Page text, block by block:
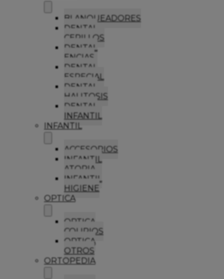
BLANQUEADORES
DENTAL
CEPILLOS
DENTAL
ENCIAS
DENTAL
ESPECIAL
DENTAL
HALITOSIS
DENTAL
INFANTIL
INFANTIL
ACCESORIOS
INFANTIL
ATOPIA
INFANTIL
HIGIENE
OPTICA
OPTICA
COLIRIOS
OPTICA
OTROS
ORTOPEDIA